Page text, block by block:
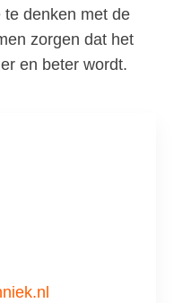
denken met de
zorgen dat het
en beter wordt.